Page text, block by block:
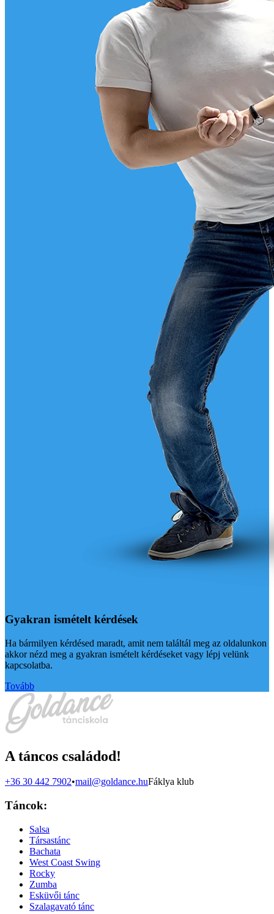
Gyakran ismételt kérdések
Ha bármilyen kérdésed maradt, amit nem találtál meg az oldalunkon
akkor nézd meg a gyakran ismételt kérdéseket vagy lépj velünk
kapcsolatba.
Tovább
A táncos családod!
+36 30 442 7902•mail@goldance.huFáklya klub
Táncok:
Salsa
Társastánc
Bachata
West Coast Swing
Rocky
Zumba
Esküvői tánc
Szalagavató tánc